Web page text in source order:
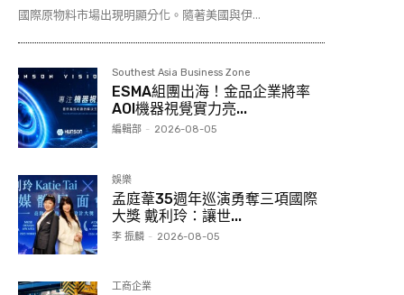
國際原物料市場出現明顯分化。隨著美國與伊...
Southest Asia Business Zone
ESMA組團出海！金品企業將率
AOI機器視覺實力亮...
編輯部 - 2026-08-05
娛樂
孟庭葦35週年巡演勇奪三項國際
大獎 戴利玲：讓世...
李 振麟 - 2026-08-05
工商企業